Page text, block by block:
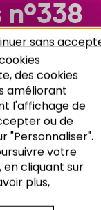
des cookies
améliorant
l'affichage de
ou de
"Personnaliser".
votre
cliquant sur
plus,
sans